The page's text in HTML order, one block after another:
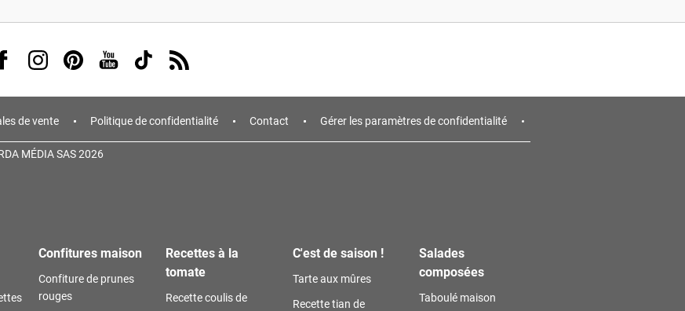
us on Facebook
Visit us on Instagram
Visit us on Pinterest
Visit us on Youtube
Visit us on Tiktok
Visit us on Rss
de vente Politique de confidentialité Contact Gérer les paramètres de confidentialité
MÉDIA SAS 2026
Confitures maison
Confiture de prunes
rouges
Recettes à la
tomate
Recette coulis de
C'est de saison !
Tarte aux mûres
Recette tian de
Salades
composées
Taboulé maison